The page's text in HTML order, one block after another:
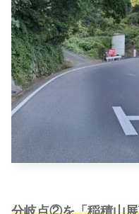
分岐点②を「稲積山